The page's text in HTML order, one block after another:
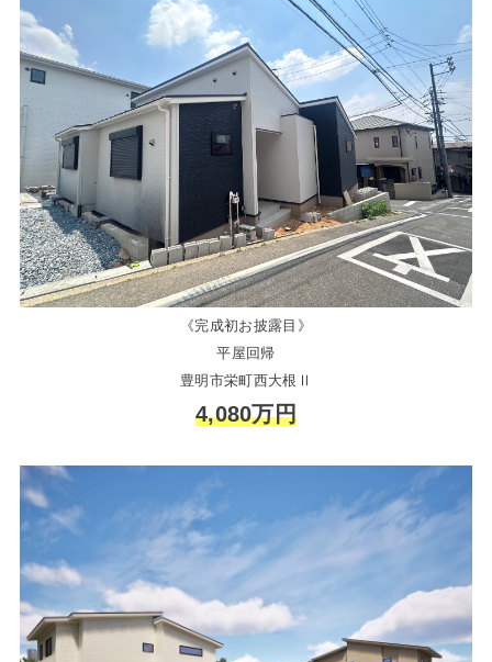
《完成初お披露目》
平屋回帰
豊明市栄町西大根Ⅱ
4,080万円